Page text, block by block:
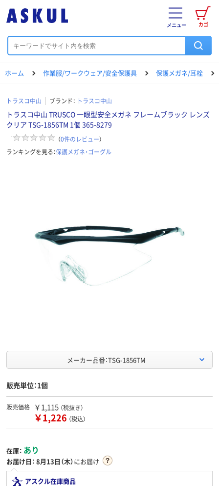
カゴ
メニュー
ホーム 作業服/ワークウェア/安全保護具 保護メガネ/耳栓
トラスコ中山 ブランド： トラスコ中山
トラスコ中山 TRUSCO 一眼型安全メガネ フレームブラック レンズ
クリア TSG-1856TM 1個 365-8279
（0件のレビュー）
ランキングを見る：保護メガネ・ゴーグル
メーカー品番：TSG-1856TM
販売単位：1個
販売価格 ￥1,115 （税抜き）
￥1,226 （税込）
在庫： あり
お届け日： 8月13日（木）にお届け
アスクル在庫商品